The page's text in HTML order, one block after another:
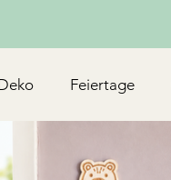
Feiertage
Upcycling/Hack